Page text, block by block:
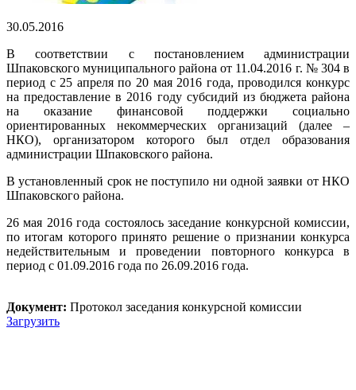
30.05.2016
В соответствии с постановлением администрации
Шпаковского муниципального района от 11.04.2016 г. № 304 в
период с 25 апреля по 20 мая 2016 года, проводился конкурс
на предоставление в 2016 году субсидий из бюджета района
на оказание финансовой поддержки социально
ориентированных некоммерческих организаций (далее –
НКО), организатором которого был отдел образования
администрации Шпаковского района.
В установленный срок не поступило ни одной заявки от НКО
Шпаковского района.
26 мая 2016 года состоялось заседание конкурсной комиссии,
по итогам которого принято решение о признании конкурса
недействительным и проведении повторного конкурса в
период с 01.09.2016 года по 26.09.2016 года.
Документ: Протокол заседания конкурсной комиссии
Загрузить